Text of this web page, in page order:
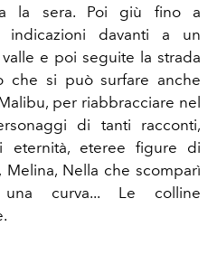
la sera. Poi giù fino a
indicazioni davanti a un
e poi seguite la strada
che si può surfare anche
per riabbracciare nel
di tanti racconti,
eternità, eteree figure di
Melina, Nella che scomparì
curva... Le colline